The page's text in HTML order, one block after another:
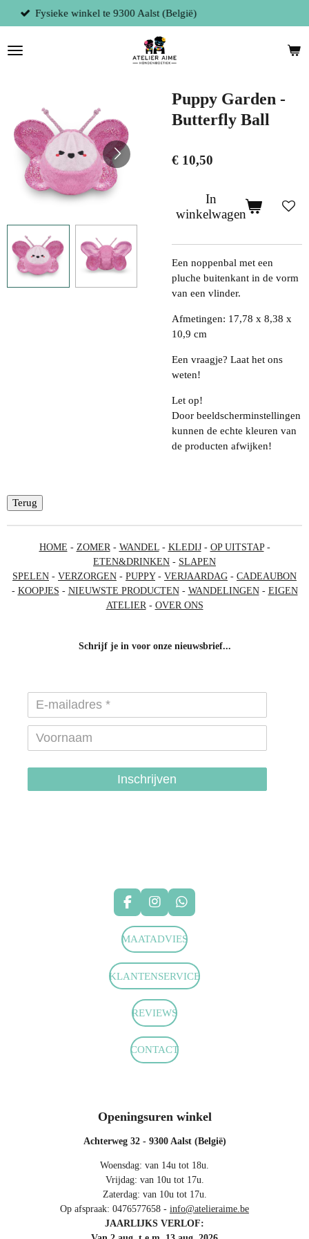
direct
naar
de
Puppy Garden -
Butterfly Ball
€ 10,50
In
winkelwagen
Een noppenbal met een
pluche buitenkant in de vorm
van een vlinder.
Afmetingen: 17,78 x 8,38 x
10,9 cm
Een vraagje? Laat het ons
weten!
Let op!
Door beeldscherminstellingen
kunnen de echte kleuren van
de producten afwijken!
Terug
HOME - ZOMER- WANDEL- KLEDIJ- OP UITSTAP-
ETEN&DRINKEN - SLAPEN
SPELEN - VERZORGEN - PUPPY- VERJAARDAG - CADEAUBON
- KOOPJES - NIEUWSTE PRODUCTEN- WANDELINGEN- EIGEN
ATELIER- OVER ONS
Schrijf je in voor onze nieuwsbrief...
Inschrijven
F
a
c
e
o
I
n
t
r
m
W
h
a
t
p
MAATADVIES
KLANTENSERVICE
REVIEWS
CONTACT
Openingsuren winkel
Achterweg 32 - 9300 Aalst (België)
Woensdag: van 14u tot 18u.
Vrijdag: van 10u tot 17u.
Zaterdag: van 10u tot 17u.
Op afspraak: 0476577658 - info@atelieraime.be
JAARLIJKS VERLOF: